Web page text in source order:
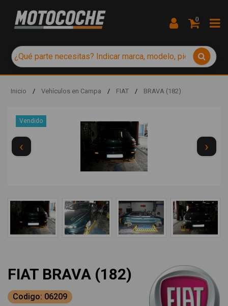
0
Inicio / Vehículos en Campa / FIAT / BRAVA (182)
Vendido
‹ ›
FIAT BRAVA (182)
Codigo: 06209